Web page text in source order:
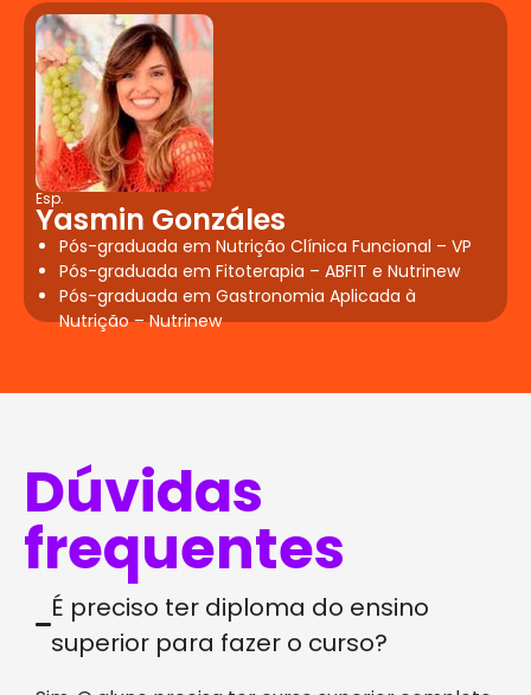
Esp.
Yasmin Gonzáles
Pós-graduada em Nutrição Clínica Funcional – VP
Pós-graduada em Fitoterapia – ABFIT e Nutrinew
Pós-graduada em Gastronomia Aplicada à
Nutrição – Nutrinew
Dúvidas
frequentes
É preciso ter diploma do ensino
superior para fazer o curso?